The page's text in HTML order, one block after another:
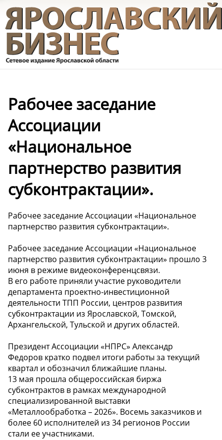
Рабочее заседание
Ассоциации
«Национальное
партнерство развития
субконтрактации».
Рабочее заседание Ассоциации «Национальное
партнерство развития субконтрактации».
Рабочее заседание Ассоциации «Национальное
партнерство развития субконтрактации» прошло 3
июня в режиме видеоконференцсвязи.
В его работе приняли участие руководители
департамента проектно-инвестиционной
деятельности ТПП России, центров развития
субконтрактации из Ярославской, Томской,
Архангельской, Тульской и других областей.
Президент Ассоциации «НПРС» Александр
Федоров кратко подвел итоги работы за текущий
квартал и обозначил ближайшие планы.
13 мая прошла общероссийская биржа
субконтрактов в рамках международной
специализированной выставки
«Металлообработка – 2026». Восемь заказчиков и
более 60 исполнителей из 34 регионов России
стали ее участниками.